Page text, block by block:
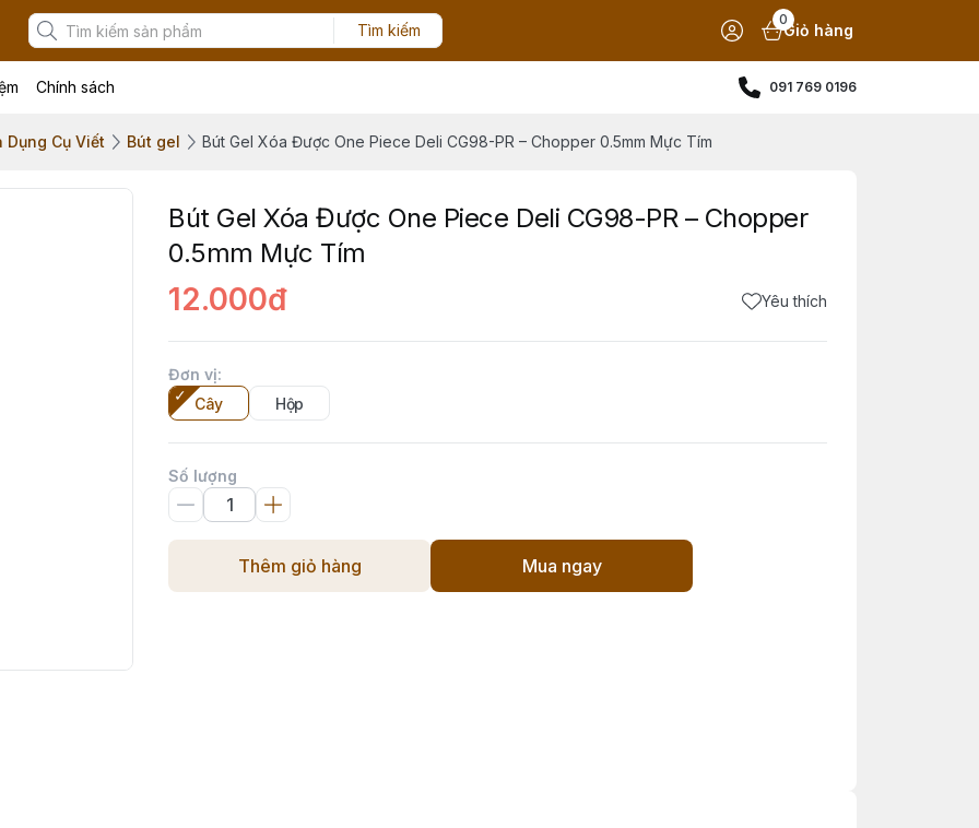
Tìm kiếm
0
Giỏ hàng
Chính sách 091 769 0196
Dụng Cụ Viết Bút gel Bút Gel Xóa Được One Piece Deli CG98-PR – Chopper 0.5mm Mực Tím
Bút Gel Xóa Được One Piece Deli CG98-PR – Chopper
0.5mm Mực Tím
12.000đ Yêu thích
Đơn vị:
Cây
Hộp
Số lượng
Thêm giỏ hàng Mua ngay